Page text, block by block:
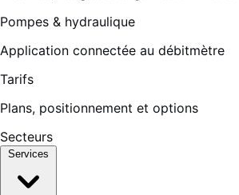
Pompes & hydraulique
Application connectée au débitmètre
Tarifs
Plans, positionnement et options
Secteurs
Services